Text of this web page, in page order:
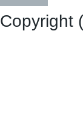
Copyright